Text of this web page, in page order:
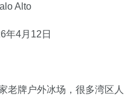
Alto
年4月12日
老牌户外冰场，很多湾区人